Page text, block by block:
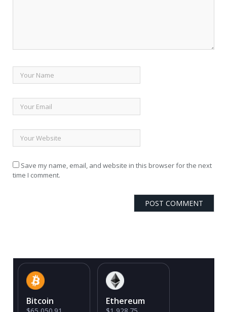
Save my name, email, and website in this browser for the next
time I comment.
Bitcoin Ethereum